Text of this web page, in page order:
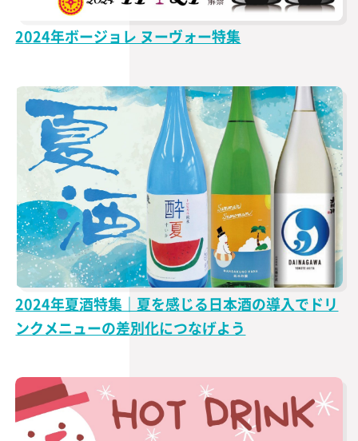
2024年ボージョレ ヌーヴォー特集
2024年夏酒特集｜夏を感じる日本酒の導入でドリ
ンクメニューの差別化につなげよう